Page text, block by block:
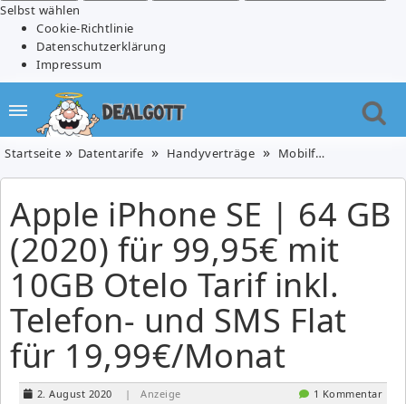
Selbst wählen
Cookie-Richtlinie
Datenschutzerklärung
Impressum
Startseite Datentarife Handyverträge Mobilfunk
Apple iPhone SE | 64 GB
(2020) für 99,95€ mit
10GB Otelo Tarif inkl.
Telefon- und SMS Flat
für 19,99€/Monat
2. August 2020 | Anzeige 1 Kommentar